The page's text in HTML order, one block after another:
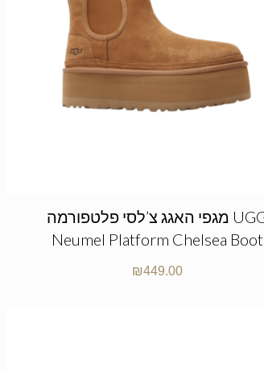
מגפי האגג צ’לסי פלטפורמה UGG
Neumel Platform Chelsea Boot
₪449.00